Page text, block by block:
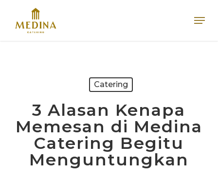
main
Catering
3 Alasan Kenapa
Memesan di Medina
Catering Begitu
Menguntungkan